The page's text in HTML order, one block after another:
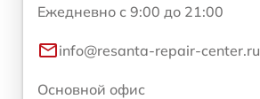
Ежедневно с 9:00 до 21:00
info@resanta-repair-center.ru
Основной офис